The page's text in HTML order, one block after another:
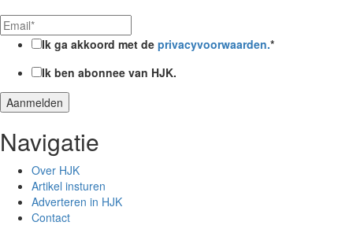
Ik ga akkoord met de privacyvoorwaarden.*
Ik ben abonnee van HJK.
Navigatie
Over HJK
Artikel insturen
Adverteren in HJK
Contact